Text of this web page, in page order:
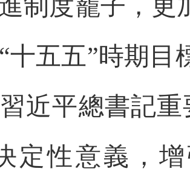
制度籠子，更
十五五”時期目
近平總書記
定性意義，